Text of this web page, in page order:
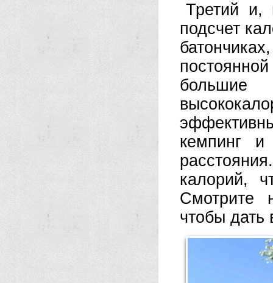
Третий и,
подсчет
кемпинг
калорий,
Смотрите
чтобы